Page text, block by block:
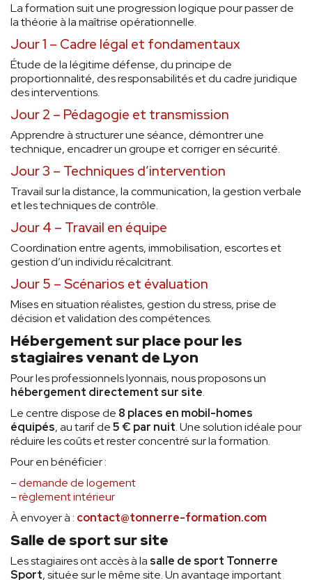
La formation suit une progression logique pour passer de
la théorie à la maîtrise opérationnelle.
Jour 1 – Cadre légal et fondamentaux
Étude de la légitime défense, du principe de
proportionnalité, des responsabilités et du cadre juridique
des interventions.
Jour 2 – Pédagogie et transmission
Apprendre à structurer une séance, démontrer une
technique, encadrer un groupe et corriger en sécurité.
Jour 3 – Techniques d’intervention
Travail sur la distance, la communication, la gestion verbale
et les techniques de contrôle.
Jour 4 – Travail en équipe
Coordination entre agents, immobilisation, escortes et
gestion d’un individu récalcitrant.
Jour 5 – Scénarios et évaluation
Mises en situation réalistes, gestion du stress, prise de
décision et validation des compétences.
Hébergement sur place pour les
stagiaires venant de Lyon
Pour les professionnels lyonnais, nous proposons un
hébergement directement sur site.
Le centre dispose de 8 places en mobil-homes
équipés, au tarif de5 € par nuit. Une solution idéale pour
réduire les coûts et rester concentré sur la formation.
Pour en bénéficier :
–demande de logement
–règlement intérieur
À envoyer à : contact@tonnerre-formation.com
Salle de sport sur site
Les stagiaires ont accès à la salle de sport Tonnerre
Sport, située sur le même site. Un avantage important